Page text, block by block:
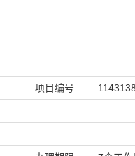
项目编号